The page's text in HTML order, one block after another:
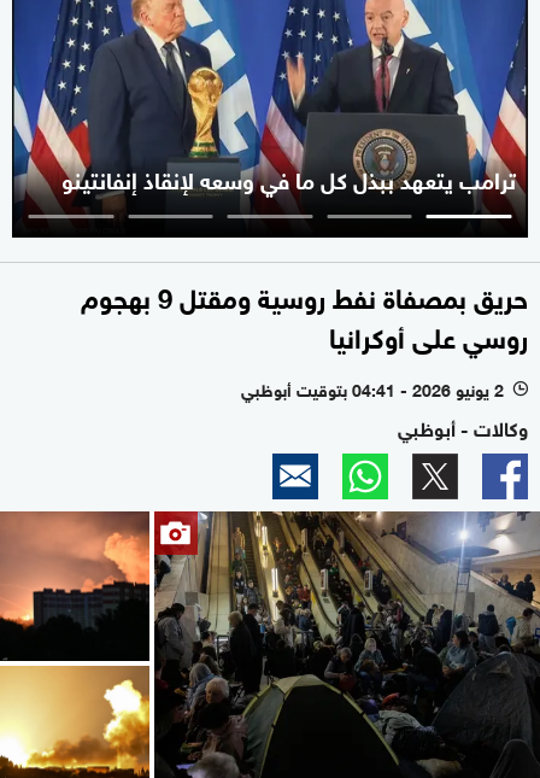
ترامب يتعهد ببذل كل ما في وسعه لإنقاذ إنفانتينو
حريق بمصفاة نفط روسية ومقتل 9 بهجوم
روسي على أوكرانيا
l 2 يونيو 2026 - 04:41 بتوقيت أبوظبي
وكالات - أبوظبي